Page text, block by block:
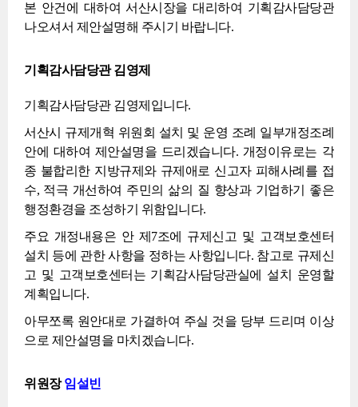
본 안건에 대하여 서산시장을 대리하여 기획감사담당관
나오셔서 제안설명해 주시기 바랍니다.
기획감사담당관 김영제
기획감사담당관 김영제입니다.
서산시 규제개혁 위원회 설치 및 운영 조례 일부개정조례
안에 대하여 제안설명을 드리겠습니다. 개정이유로는 각
종 불합리한 지방규제와 규제애로 신고자 피해사례를 접
수, 적극 개선하여 주민의 삶의 질 향상과 기업하기 좋은
행정환경을 조성하기 위함입니다.
주요 개정내용은 안 제7조에 규제신고 및 고객보호센터
설치 등에 관한 사항을 정하는 사항입니다. 참고로 규제신
고 및 고객보호센터는 기획감사담당관실에 설치 운영할
계획입니다.
아무쪼록 원안대로 가결하여 주실 것을 당부 드리며 이상
으로 제안설명을 마치겠습니다.
위원장임설빈